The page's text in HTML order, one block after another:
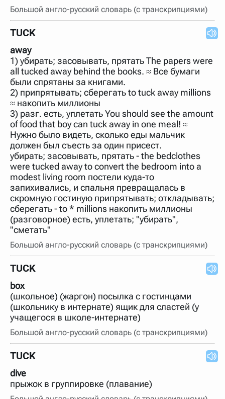
Большой англо-русский словарь (с транскрипциями)
TUCK
away
1) убирать; засовывать, прятать The papers were
all tucked away behind the books. ≈ Все бумаги
были спрятаны за книгами.
2) припрятывать; сберегать to tuck away millions
≈ накопить миллионы
3) разг. есть, уплетать You should see the amount
of food that boy can tuck away in one meal! ≈
Нужно было видеть, сколько еды мальчик
должен был съесть за один присест.
убирать; засовывать, прятать - the bedclothes
were tucked away to convert the bedroom into a
modest living room постели куда-то
запихивались, и спальня превращалась в
скромную гостиную припрятывать; откладывать;
сберегать - to * millions накопить миллионы
(разговорное) есть, уплетать; "убирать",
"сметать"
Большой англо-русский словарь (с транскрипциями)
TUCK
box
(школьное) (жаргон) посылка с гостинцами
(школьнику в интернате) ящик для сластей (у
учащегося в школе-интернате)
Большой англо-русский словарь (с транскрипциями)
TUCK
dive
прыжок в группировке (плавание)